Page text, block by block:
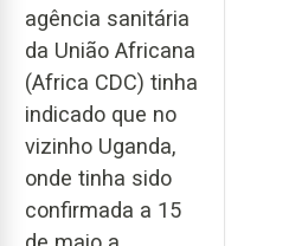
agência sanitária
da União Africana
(Africa CDC) tinha
indicado que no
vizinho Uganda,
onde tinha sido
confirmada a 15